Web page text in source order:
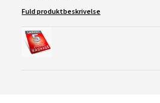
Fuld produktbeskrivelse